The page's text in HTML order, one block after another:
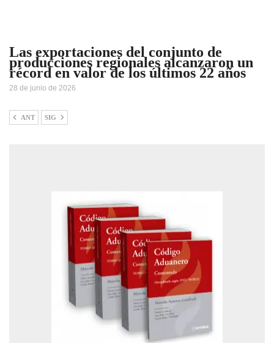
Las exportaciones del conjunto de
producciones regionales alcanzaron un
récord en valor de los últimos 22 años
28 de junio de 2026
ANT SIG